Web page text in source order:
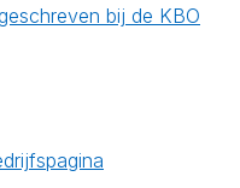
bij de KBO